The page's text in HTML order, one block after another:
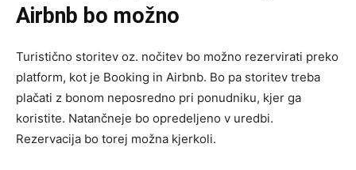
Airbnb bo možno
Turistično storitev oz. nočitev bo možno rezervirati preko
platform, kot je Booking in Airbnb. Bo pa storitev treba
plačati z bonom neposredno pri ponudniku, kjer ga
koristite. Natančneje bo opredeljeno v uredbi.
Rezervacija bo torej možna kjerkoli.